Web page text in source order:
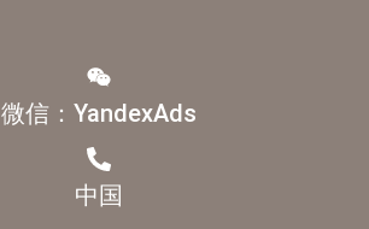
微信：YandexAds
中国